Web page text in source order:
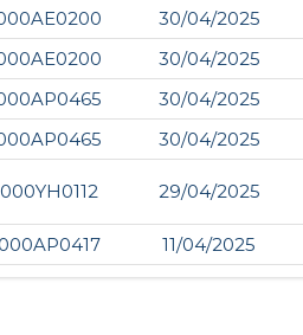
30/04/2025
30/04/2025
30/04/2025
30/04/2025
000YH0112 29/04/2025
11/04/2025